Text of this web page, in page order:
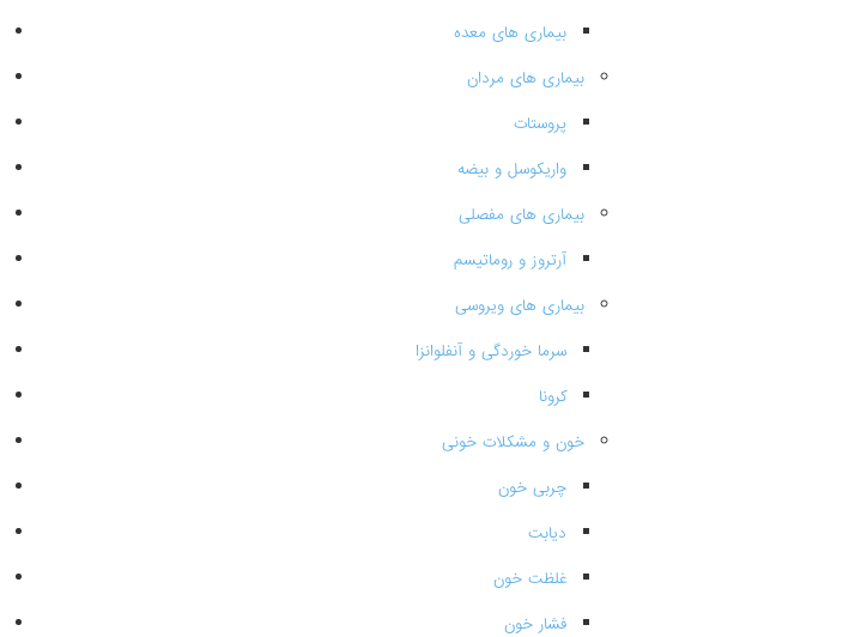
بیماری های معده
بیماری های مردان
پروستات
واریکوسل و بیضه
بیماری های مفصلی
آرتروز و روماتیسم
بیماری های ویروسی
سرما خوردگی و آنفلوانزا
کرونا
خون و مشکلات خونی
چربی خون
دیابت
غلظت خون
فشار خون